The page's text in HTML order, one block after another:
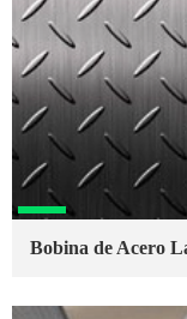
Bobina de Acero